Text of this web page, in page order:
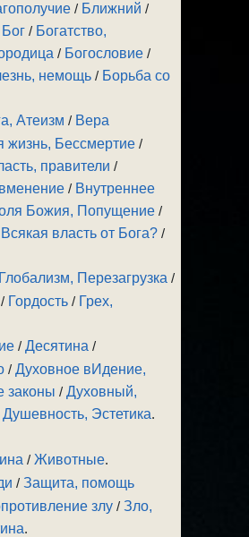
/ Ближний /
Бог / Богатство,
/ Богословие /
немощь / Борьба со
Атеизм / Вера
жизнь, Бессмертие /
правители /
/ Внутреннее
Божия, Попущение /
Всякая власть от Бога? /
Глобализм, Перезагрузка /
/ Гордость / Грех,
/Десятина /
/Духовное вИдение,
законы /Духовный,
Душевность, Эстетика.
/Животные.
/Защита, помощь
злу /Зло,
.